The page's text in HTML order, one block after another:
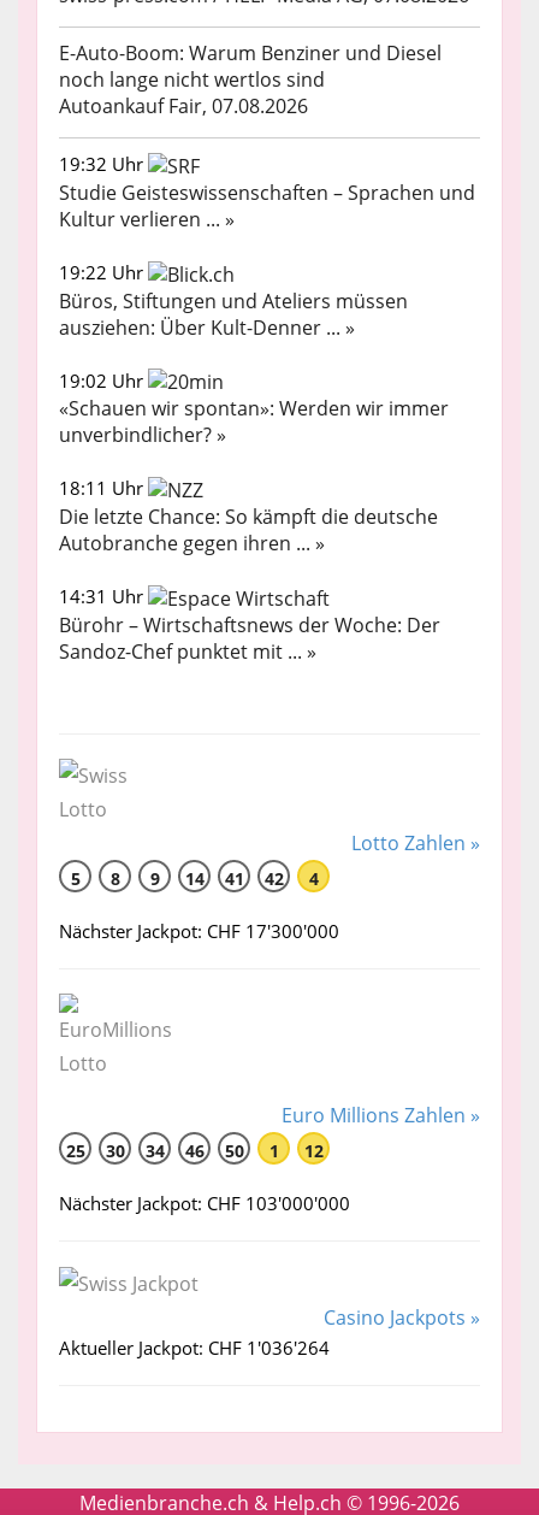
E-Auto-Boom: Warum Benziner und Diesel
noch lange nicht wertlos sind
Autoankauf Fair, 07.08.2026
19:32 Uhr
Studie Geisteswissenschaften – Sprachen und
Kultur verlieren ... »
19:22 Uhr
Büros, Stiftungen und Ateliers müssen
ausziehen: Über Kult-Denner ... »
19:02 Uhr
«Schauen wir spontan»: Werden wir immer
unverbindlicher? »
18:11 Uhr
Die letzte Chance: So kämpft die deutsche
Autobranche gegen ihren ... »
14:31 Uhr
Bürohr – Wirtschaftsnews der Woche: Der
Sandoz-Chef punktet mit ... »
Lotto Zahlen »
5 8 9 14 41 42 4
Nächster Jackpot: CHF 17'300'000
Euro Millions Zahlen »
25 30 34 46 50 1 12
Nächster Jackpot: CHF 103'000'000
Casino Jackpots »
Aktueller Jackpot: CHF 1'036'264
Medienbranche.ch & Help.ch © 1996-2026